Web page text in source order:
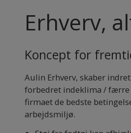
Erhverv,
Koncept for
Aulin Erhverv, skaber
forbedret indeklima / færre
firmaet de bedste
arbejdsmiljø.